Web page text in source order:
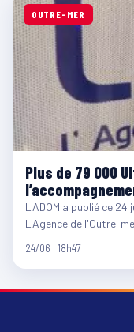
OUTRE-MER
Plus de 79 000
LADOM a publié ce
L'Agence de l'Outre-
24/06 · 18h47